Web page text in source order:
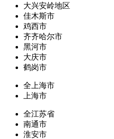
大兴安岭地区
佳木斯市
鸡西市
齐齐哈尔市
黑河市
大庆市
鹤岗市
全上海市
上海市
全江苏省
南通市
淮安市